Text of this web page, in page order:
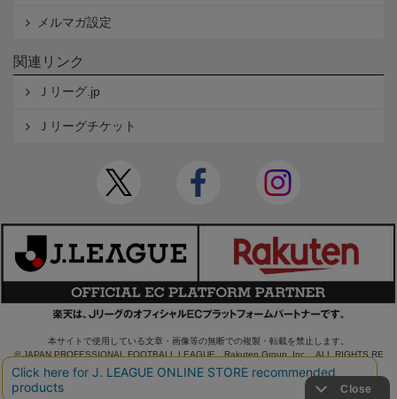
メルマガ設定
関連リンク
Ｊリーグ.jp
Ｊリーグチケット
本サイトで使用している文章・画像等の無断での複製・転載を禁止します。
© JAPAN PROFESSIONAL FOOTBALL LEAGUE Rakuten Group, Inc. ALL RIGHTS RE
SERVED.